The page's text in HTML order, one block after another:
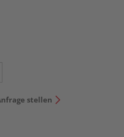
stellen